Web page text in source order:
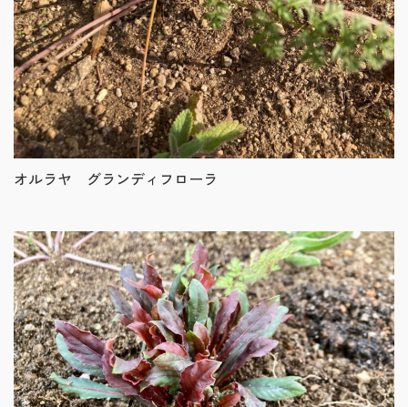
オルラヤ グランディフローラ